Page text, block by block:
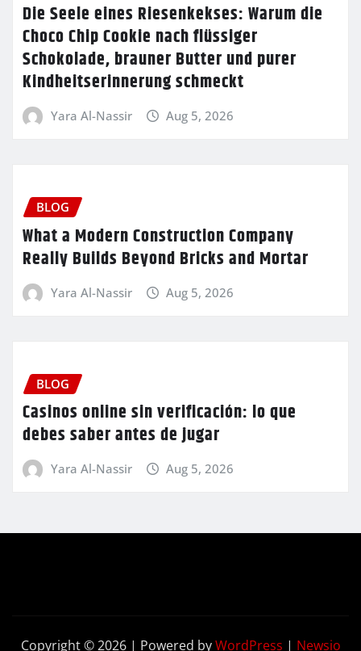
Die Seele eines Riesenkekses: Warum die
Choco Chip Cookie nach flüssiger
Schokolade, brauner Butter und purer
Kindheitserinnerung schmeckt
Yara Al-Nassir Aug 5, 2026
BLOG
What a Modern Construction Company
Really Builds Beyond Bricks and Mortar
Yara Al-Nassir Aug 5, 2026
BLOG
Casinos online sin verificación: lo que
debes saber antes de jugar
Yara Al-Nassir Aug 5, 2026
Copyright © 2026 | Powered byWordPress | Newsio